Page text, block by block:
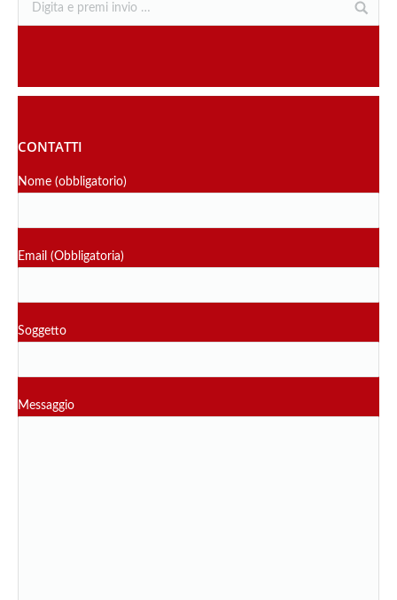
CONTATTI
Nome (obbligatorio)
Email (Obbligatoria)
Soggetto
Messaggio